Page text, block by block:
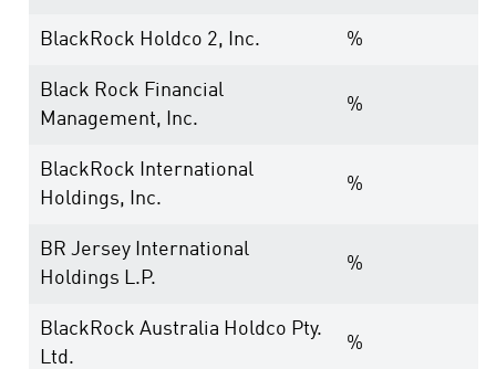
BlackRock Holdco 2, Inc. %
Black Rock Financial
Management, Inc.
%
BlackRock International
Holdings, Inc.
%
BR Jersey International
Holdings L.P.
%
BlackRock Australia Holdco Pty.
Ltd.
%